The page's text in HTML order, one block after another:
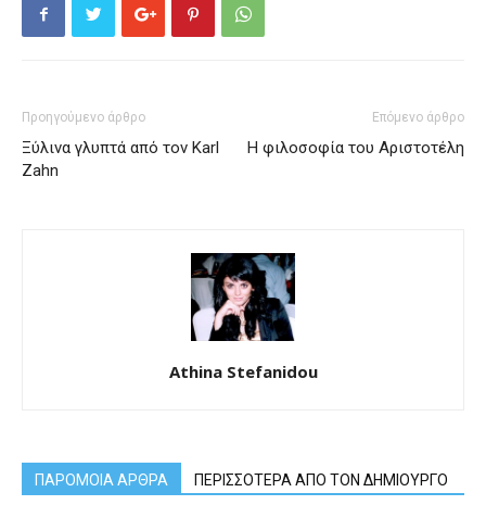
Προηγούμενο άρθρο
Ξύλινα γλυπτά από τον Karl
Zahn
Επόμενο άρθρο
Η φιλοσοφία του Αριστοτέλη
Athina Stefanidou
ΠΑΡΟΜΟΙΑ ΑΡΘΡΑ ΠΕΡΙΣΣΟΤΕΡΑ ΑΠΟ ΤΟΝ ΔΗΜΙΟΥΡΓΟ